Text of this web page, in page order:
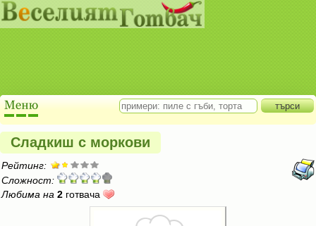
Сладкиш с моркови
Рейтинг:
Сложност:
Любима на 2 готвача